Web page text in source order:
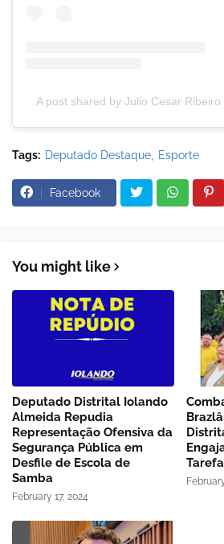
A post shared by Julio Cesar
Tags: Deputado Destaque Esporte
Facebook
You might like
Deputado Distrital Iolando
Almeida Repudia
Representação Ofensiva da
Segurança Pública em
Desfile de Escola de
Samba
February 17, 2024